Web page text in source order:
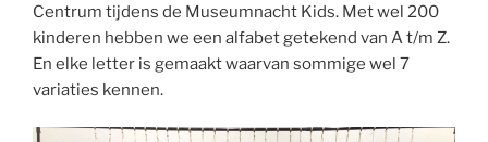
Centrum tijdens de Museumnacht Kids. Met wel 200
kinderen hebben we een alfabet getekend van A t/m Z.
En elke letter is gemaakt waarvan sommige wel 7
variaties kennen.